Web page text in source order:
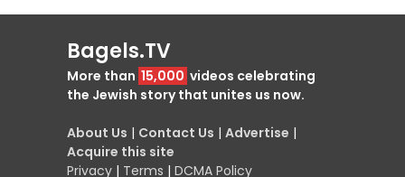
Bagels.TV
More than 15,000 videos celebrating
the Jewish story that unites us now.
About Us | Contact Us | Advertise |
Acquire this site
Privacy | Terms | DCMA Policy